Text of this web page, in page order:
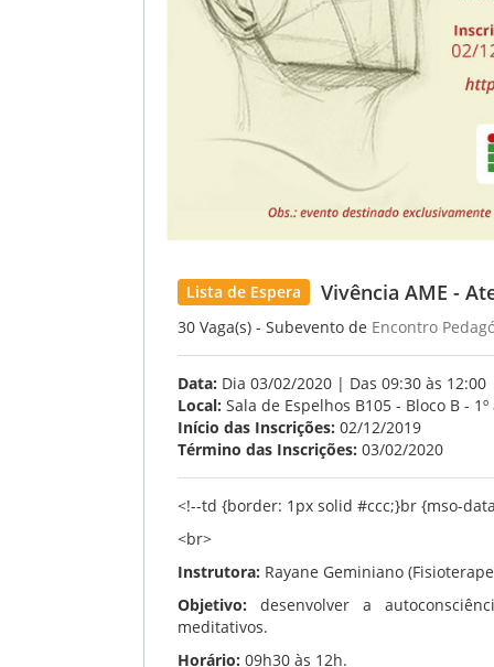
Lista de Espera Vivência AME -
30 Vaga(s) - Subevento de Encontro
Data: Dia 03/02/2020 | Das 09:30 às 12:00
Local: Sala de Espelhos B105 - Bloco B -
Início das Inscrições: 02/12/2019
Término das Inscrições: 03/02/2020
<!--td {border: 1px solid #ccc;}br {mso-
<br>
Instrutora: Rayane Geminiano
Objetivo: desenvolver a
meditativos.
Horário: 09h30 às 12h.